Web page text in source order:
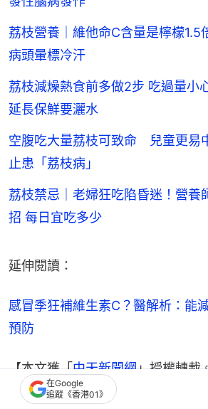
荔枝營養｜維他命C含量是檸檬
病頭暈標冷汗
荔枝減燥熱食前多做2步 吃過量小
延長保鮮要灑水
空腹吃大量荔枝可致命 兒童更
止患「荔枝病」
荔枝禁忌｜老婦狂吃陷昏迷！營養
招 每日宜吃多少
延伸閱讀：
感冒季狂補維生素C？醫解析：能
預防
【本文獲「中天新聞網」授權轉載
在Google
追蹤《香港01》